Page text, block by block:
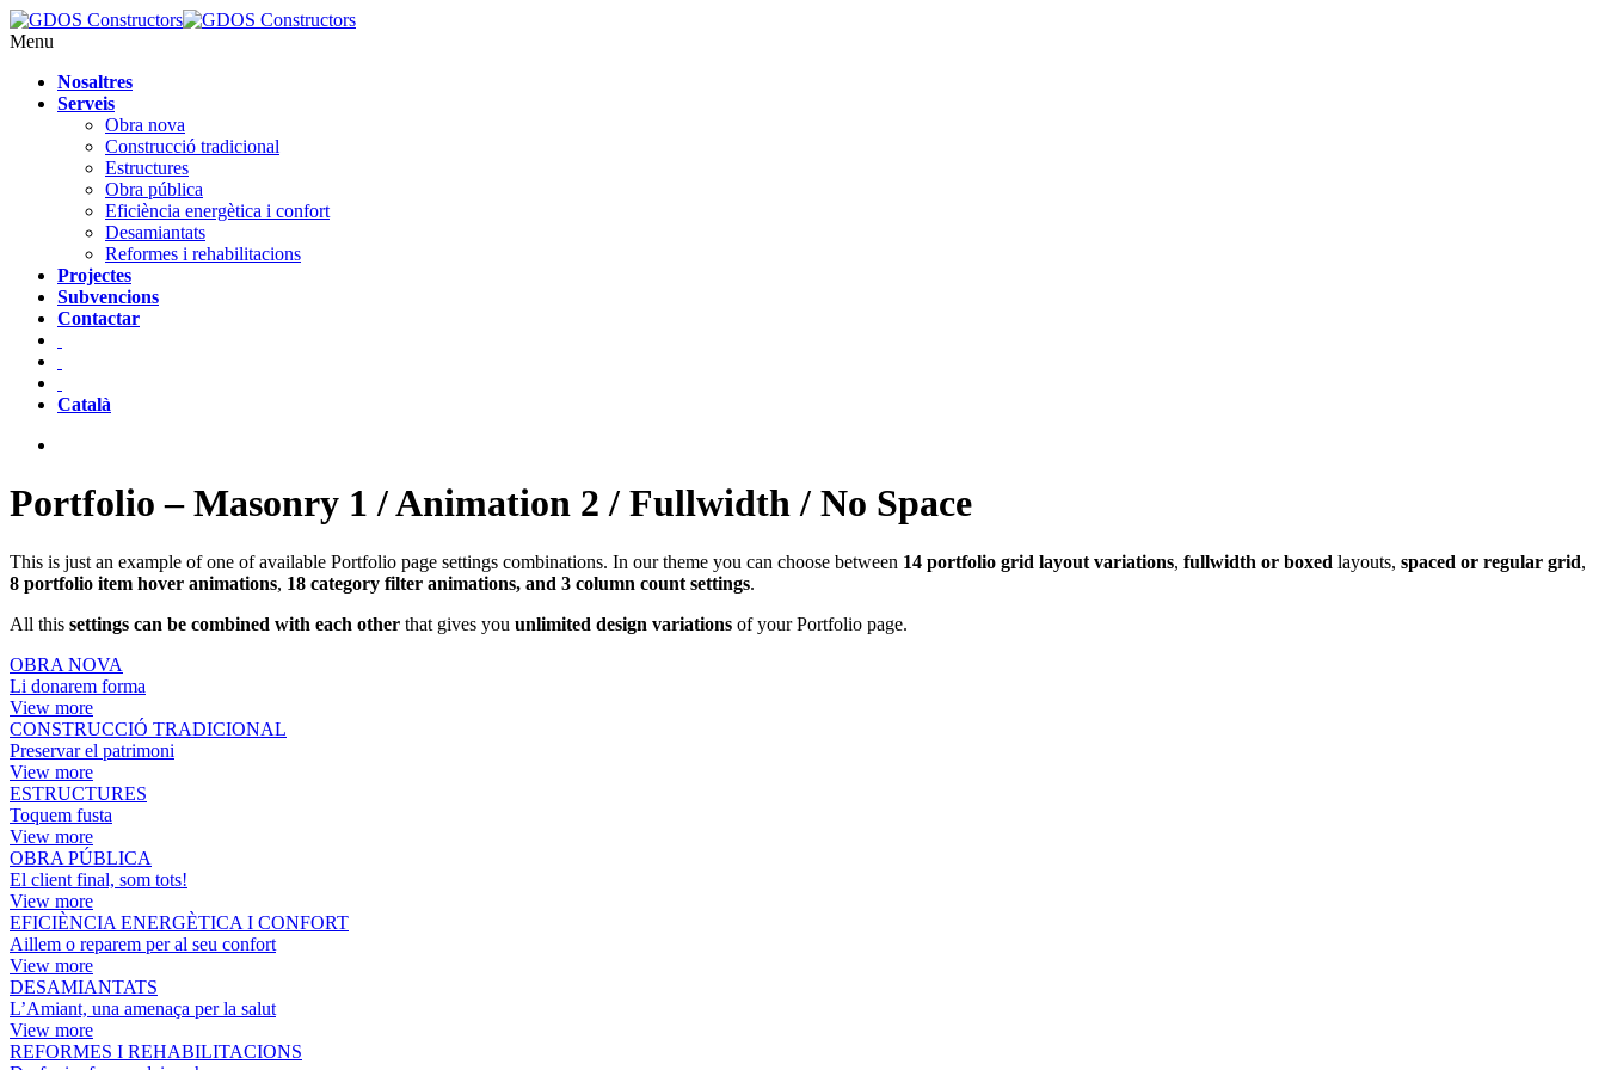
Menu
Nosaltres
Serveis
Obra nova
Construcció tradicional
Estructures
Obra pública
Eficiència energètica i confort
Desamiantats
Reformes i rehabilitacions
Projectes
Subvencions
Contactar
Català
Portfolio – Masonry 1 / Animation 2 / Fullwidth / No Space
This is just an example of one of available Portfolio page settings combinations. In our theme you can choose between 14 portfolio grid layout variations, fullwidth or boxed layouts, spaced or regular grid,
8 portfolio item hover animations, 18 category filter animations, and 3 column count settings.
All this settings can be combined with each other that gives you unlimited design variations of your Portfolio page.
OBRA NOVA
Li donarem forma
View more
CONSTRUCCIÓ TRADICIONAL
Preservar el patrimoni
View more
ESTRUCTURES
Toquem fusta
View more
OBRA PÚBLICA
El client final, som tots!
View more
EFICIÈNCIA ENERGÈTICA I CONFORT
Aillem o reparem per al seu confort
View more
DESAMIANTATS
L’Amiant, una amenaça per la salut
View more
REFORMES I REHABILITACIONS